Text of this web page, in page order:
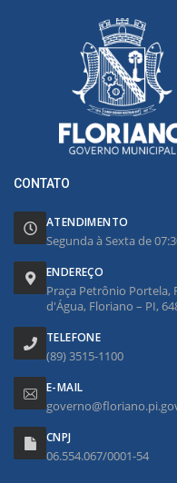
CONTATO
ATENDIMENTO
Segunda à Sexta de
ENDEREÇO
Praça Petrônio Portela,
d'Água, Floriano – PI,
TELEFONE
(89) 3515-1100
E-MAIL
CNPJ
06.554.067/0001-54